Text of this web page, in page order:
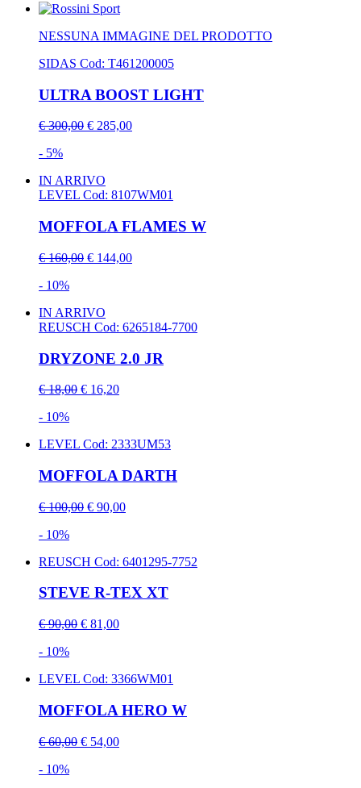
NESSUNA IMMAGINE DEL PRODOTTO
SIDAS Cod: T461200005
ULTRA BOOST LIGHT
€ 300,00 € 285,00
- 5%
IN ARRIVO
LEVEL Cod: 8107WM01
MOFFOLA FLAMES W
€ 160,00 € 144,00
- 10%
IN ARRIVO
REUSCH Cod: 6265184-7700
DRYZONE 2.0 JR
€ 18,00 € 16,20
- 10%
LEVEL Cod: 2333UM53
MOFFOLA DARTH
€ 100,00 € 90,00
- 10%
REUSCH Cod: 6401295-7752
STEVE R-TEX XT
€ 90,00 € 81,00
- 10%
LEVEL Cod: 3366WM01
MOFFOLA HERO W
€ 60,00 € 54,00
- 10%